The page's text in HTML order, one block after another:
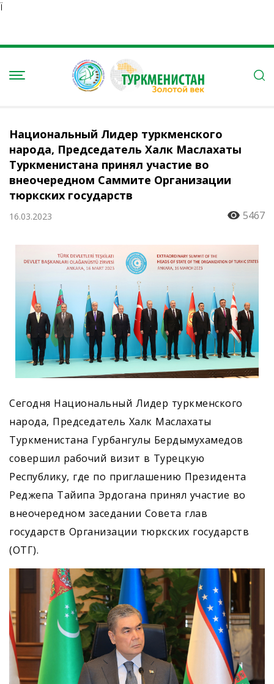
Ï
Национальный Лидер туркменского
народа, Председатель Халк Маслахаты
Туркменистана принял участие во
внеочередном Саммите Организации
тюркских государств
16.03.2023 5467
Сегодня Национальный Лидер туркменского
народа, Председатель Халк Маслахаты
Туркменистана Гурбангулы Бердымухамедов
совершил рабочий визит в Турецкую
Республику, где по приглашению Президента
Реджепа Тайипа Эрдогана принял участие во
внеочередном заседании Совета глав
государств Организации тюркских государств
(ОТГ).